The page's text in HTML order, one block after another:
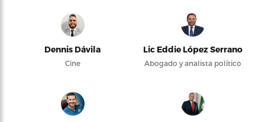
Dennis Dávila
Cine
Lic Eddie López Serrano
Abogado y analista político